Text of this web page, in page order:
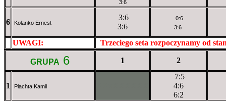
3:6
6 Kolanko Ernest
3:6
3:6
0:6
3:6
UWAGI: Trzeciego seta rozpoczynamy od
GRUPA 6 1 2
1 Płachta Kamil
7:5
4:6
6:2